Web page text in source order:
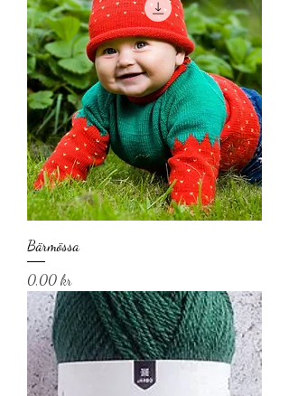
Bärmössa
Pris
0,00 kr